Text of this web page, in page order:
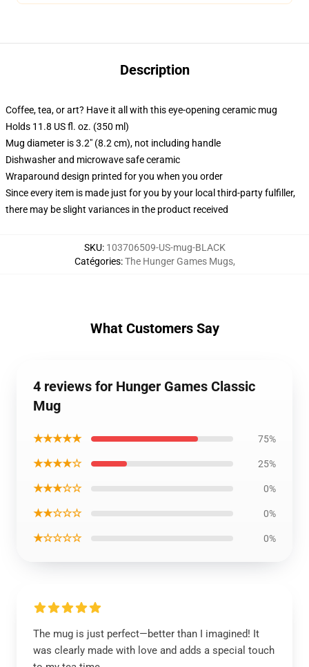
Description
Coffee, tea, or art? Have it all with this eye-opening ceramic mug
Holds 11.8 US fl. oz. (350 ml)
Mug diameter is 3.2" (8.2 cm), not including handle
Dishwasher and microwave safe ceramic
Wraparound design printed for you when you order
Since every item is made just for you by your local third-party fulfiller,
there may be slight variances in the product received
SKU: 103706509-US-mug-BLACK
Catégories:The Hunger Games Mugs,
What Customers Say
4 reviews for Hunger Games Classic
Mug
★★★★★ 75%
★★★★☆ 25%
★★★☆☆ 0%
★★☆☆☆ 0%
★☆☆☆☆ 0%
The mug is just perfect—better than I imagined! It
was clearly made with love and adds a special touch